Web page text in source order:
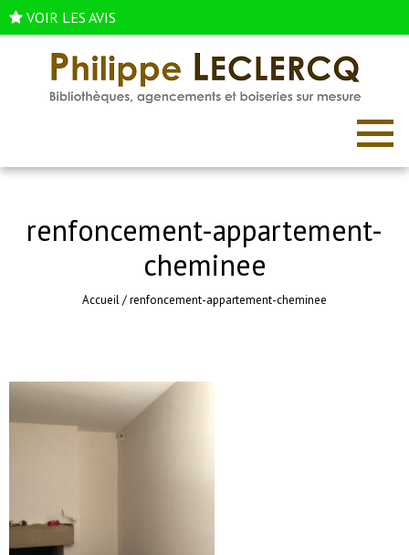
VOIR LES AVIS
renfoncement-appartement-
cheminee
Accueil/renfoncement-appartement-cheminee